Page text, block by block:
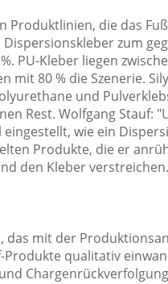
Produktlinien, die das
zum
PU-Kleber liegen
mit 80 % die Szenerie.
und
Rest. Wolfgang Stauf:
wie ein
Produkte, die er
den Kleber
das mit der
Produkte qualitativ